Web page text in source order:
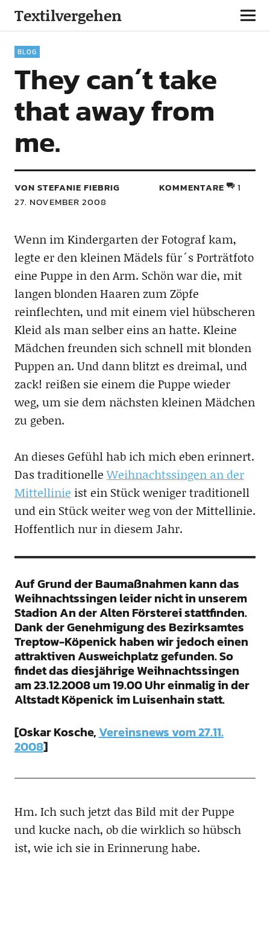
Textilvergehen
BLOG
They can´t take
that away from
me.
VON STEFANIE FIEBRIG
27. NOVEMBER 2008
KOMMENTARE 1
Wenn im Kindergarten der Fotograf kam,
legte er den kleinen Mädels für´s Porträtfoto
eine Puppe in den Arm. Schön war die, mit
langen blonden Haaren zum Zöpfe
reinflechten, und mit einem viel hübscheren
Kleid als man selber eins an hatte. Kleine
Mädchen freunden sich schnell mit blonden
Puppen an. Und dann blitzt es dreimal, und
zack! reißen sie einem die Puppe wieder
weg, um sie dem nächsten kleinen Mädchen
zu geben.
An dieses Gefühl hab ich mich eben erinnert.
Das traditionelleWeihnachtssingen an der
Mittellinie ist ein Stück weniger traditionell
und ein Stück weiter weg von der Mittellinie.
Hoffentlich nur in diesem Jahr.
Auf Grund der Baumaßnahmen kann das
Weihnachtssingen leider nicht in unserem
Stadion An der Alten Försterei stattfinden.
Dank der Genehmigung des Bezirksamtes
Treptow-Köpenick haben wir jedoch einen
attraktiven Ausweichplatz gefunden. So
findet das diesjährige Weihnachtssingen
am 23.12.2008 um 19.00 Uhr einmalig in der
Altstadt Köpenick im Luisenhain statt.
[Oskar Kosche,Vereinsnews vom 27.11.
2008]
Hm. Ich such jetzt das Bild mit der Puppe
und kucke nach, ob die wirklich so hübsch
ist, wie ich sie in Erinnerung habe.